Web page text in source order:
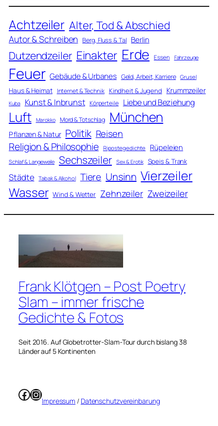
Achtzeiler Alter, Tod & Abschied
Autor & Schreiben Berg, Fluss & Tal Berlin
Dutzendzeiler Einakter Erde Essen Fahrzeuge
Feuer Gebäude & Urbanes Geld, Arbeit, Karriere Grusel
Haus & Heimat Internet & Technik Kindheit & Jugend Krummzeiler
Kuba Kunst & Inbrunst Körperteile Liebe und Beziehung
Luft Marokko Mord & Totschlag München
Pflanzen & Natur Politik Reisen
Religion & Philosophie Ripostegedichte Rüpeleien
Schlaf & Langeweile Sechszeiler Sex & Erotik Speis & Trank
Städte Tabak & Alkohol Tiere Unsinn Vierzeiler
Wasser Wind & Wetter Zehnzeiler Zweizeiler
Frank Klötgen – Post Poetry
Slam – immer frische
Gedichte & Fotos
Seit 2016. Auf Globetrotter-Slam-Tour durch bislang 38
Länder auf 5 Kontinenten
Facebook
Instagram
Impressum / Datenschutzvereinbarung